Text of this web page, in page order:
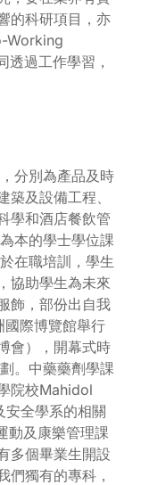
的科研項目，亦
Working
透過工作學習，
分別為產品及時
及設備工程、
學和酒店餐飲管
本的學士學位課
在職培訓，學生
協助學生為未來
飾，部份出自我
際博覽館舉行
會），開幕式時
。中藥藥劑學課
院校Mahidol
全學系的相關
動及康樂管理課
多個畢業生開設
們獨有的專科，